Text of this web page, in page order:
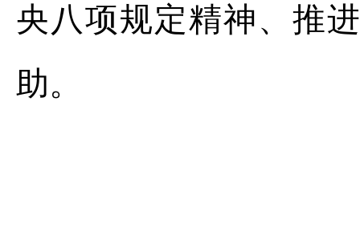
央八项规定精神、推
助。